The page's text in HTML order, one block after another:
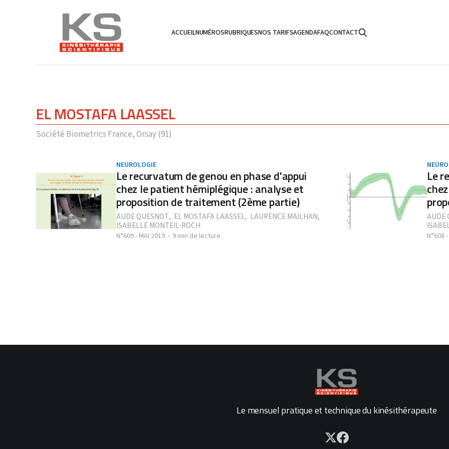
ACCUEILNUMÉROSRUBRIQUESNOS TARIFSAGENDAFAQCONTACT
EL MOSTAFA LAASSEL
Société Biometrics France, Orsay (91)
NEUROLOGIE
Le recurvatum de genou en phase d'appui
chez le patient hémiplégique : analyse et
proposition de traitement (2ème partie)
AUDE QUESNOT, EL MOSTAFA LAASSEL, LAURENCE MAILHAN,
ISABELLE MONTEIL-ROCH
N°609 - MAI 2019 9 min de lecture
Le
AUDE
N°608
Le mensuel pratique et technique du kinésithérapeute